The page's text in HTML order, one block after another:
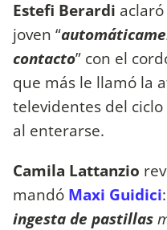
Estefi Berardi
joven “
contacto” con el
que más le llamó la
televidentes del
al enterarse.
Camila Lattanzio
mandó Maxi Guidici
ingesta de pastillas